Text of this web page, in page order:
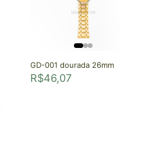
GD-001 dourada 26mm
R$46,07